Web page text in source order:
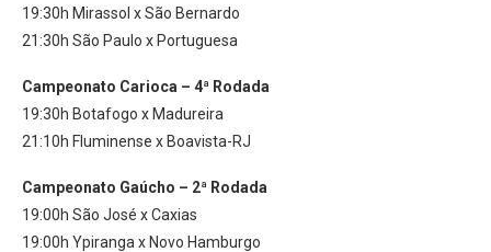
19:30h Mirassol x São Bernardo
21:30h São Paulo x Portuguesa
Campeonato Carioca – 4ª Rodada
19:30h Botafogo x Madureira
21:10h Fluminense x Boavista-RJ
Campeonato Gaúcho – 2ª Rodada
19:00h São José x Caxias
19:00h Ypiranga x Novo Hamburgo